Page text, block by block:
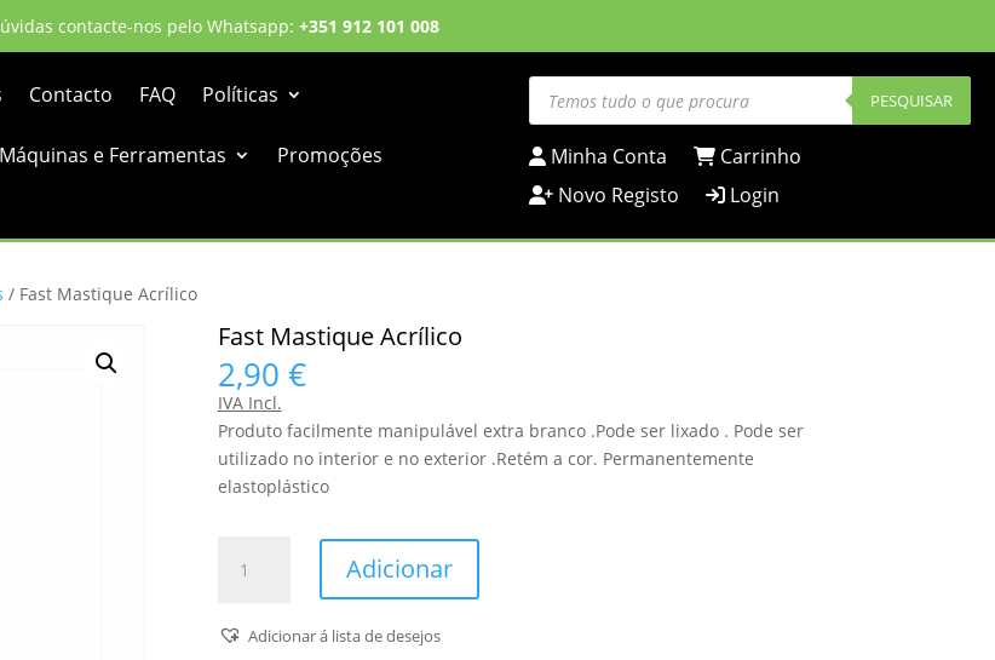
contacte-nos pelo Whatsapp: +351 912 101 008
Contacto FAQ Políticas Products
search PESQUISAR
Máquinas e Ferramentas
Promoções
Minha Conta
Carrinho
Novo Registo
Login
/ Fast Mastique Acrílico
Fast Mastique Acrílico
2,90 €
IVA Incl.
Produto facilmente manipulável extra branco .Pode ser lixado . Pode ser
utilizado no interior e no exterior .Retém a cor. Permanentemente
elastoplástico
Mastique
Adicionar
Adicionar á lista de desejos